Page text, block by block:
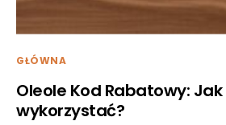
GŁÓWNA
Oleole Kod Rabatowy:
wykorzystać?